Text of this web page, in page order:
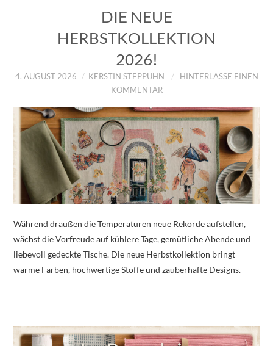
DIE NEUE
HERBSTKOLLEKTION
2026!
4. AUGUST 2026 KERSTIN STEPPUHN
HINTERLASSE EINEN
KOMMENTAR
Während draußen die Temperaturen neue Rekorde aufstellen,
wächst die Vorfreude auf kühlere Tage, gemütliche Abende und
liebevoll gedeckte Tische. Die neue Herbstkollektion bringt
warme Farben, hochwertige Stoffe und zauberhafte Designs.